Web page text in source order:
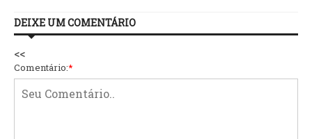
DEIXE UM COMENTÁRIO
<<
Comentário:*